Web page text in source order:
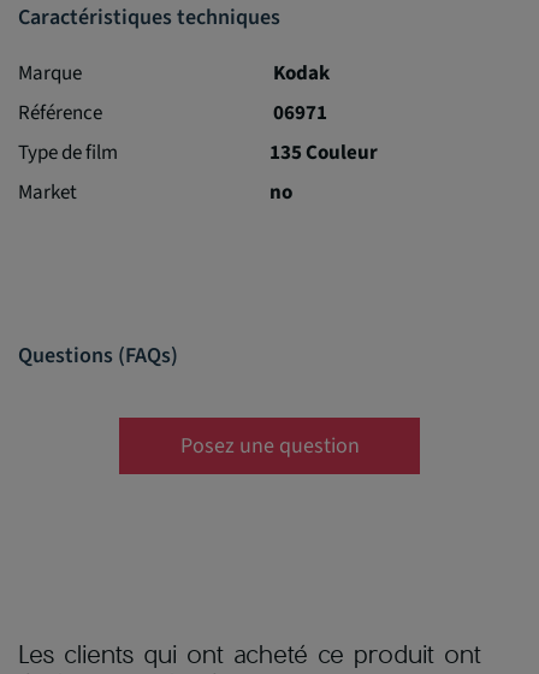
Caractéristiques techniques
Marque
Kodak
Référence
06971
Type de film
135 Couleur
Market
no
Questions (FAQs)
Posez une question
Les clients qui ont acheté ce produit ont